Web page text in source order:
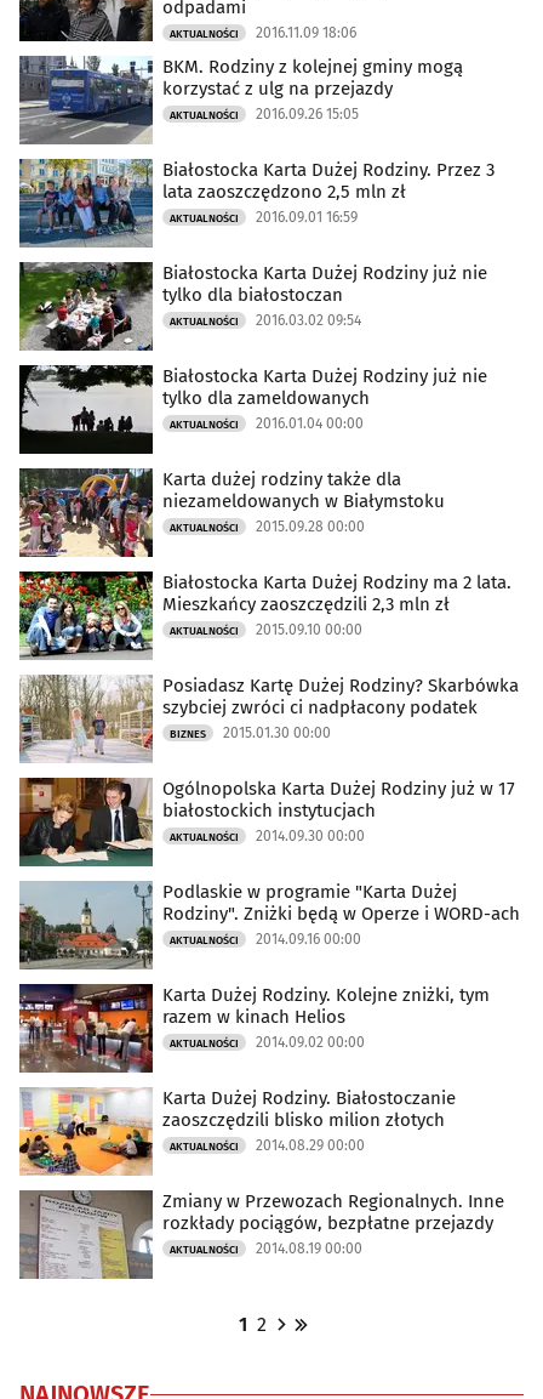
odpadami
AKTUALNOŚCI 2016.11.09 18:06
BKM. Rodziny z kolejnej gminy mogą
korzystać z ulg na przejazdy
AKTUALNOŚCI 2016.09.26 15:05
Białostocka Karta Dużej Rodziny. Przez 3
lata zaoszczędzono 2,5 mln zł
AKTUALNOŚCI 2016.09.01 16:59
Białostocka Karta Dużej Rodziny już nie
tylko dla białostoczan
AKTUALNOŚCI 2016.03.02 09:54
Białostocka Karta Dużej Rodziny już nie
tylko dla zameldowanych
AKTUALNOŚCI 2016.01.04 00:00
Karta dużej rodziny także dla
niezameldowanych w Białymstoku
AKTUALNOŚCI 2015.09.28 00:00
Białostocka Karta Dużej Rodziny ma 2 lata.
Mieszkańcy zaoszczędzili 2,3 mln zł
AKTUALNOŚCI 2015.09.10 00:00
Posiadasz Kartę Dużej Rodziny? Skarbówka
szybciej zwróci ci nadpłacony podatek
BIZNES 2015.01.30 00:00
Ogólnopolska Karta Dużej Rodziny już w 17
białostockich instytucjach
AKTUALNOŚCI 2014.09.30 00:00
Podlaskie w programie "Karta Dużej
Rodziny". Zniżki będą w Operze i WORD-ach
AKTUALNOŚCI 2014.09.16 00:00
Karta Dużej Rodziny. Kolejne zniżki, tym
razem w kinach Helios
AKTUALNOŚCI 2014.09.02 00:00
Karta Dużej Rodziny. Białostoczanie
zaoszczędzili blisko milion złotych
AKTUALNOŚCI 2014.08.29 00:00
Zmiany w Przewozach Regionalnych. Inne
rozkłady pociągów, bezpłatne przejazdy
AKTUALNOŚCI 2014.08.19 00:00
1 2